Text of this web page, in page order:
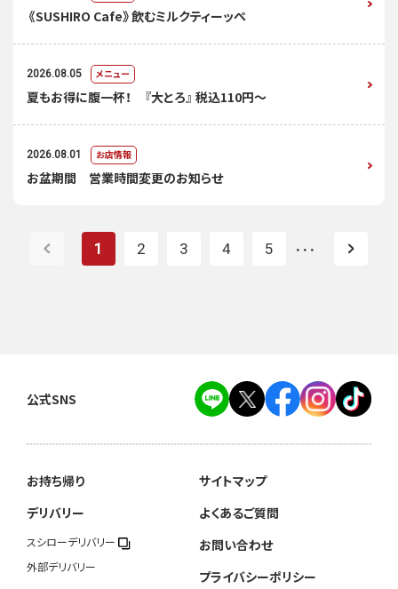
《SUSHIRO Cafe》飲むミルクティーッペ
2026.08.05 メニュー
夏もお得に腹一杯！ 『大とろ』 税込110円～
2026.08.01 お店情報
お盆期間 営業時間変更のお知らせ
1 2 3 4 5 ・・・
公式SNS
お持ち帰り
デリバリー
スシローデリバリー
外部デリバリー
サイトマップ
よくあるご質問
お問い合わせ
プライバシーポリシー